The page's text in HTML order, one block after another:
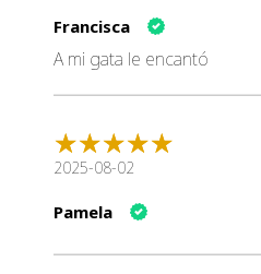
Francisca
A mi gata le encantó
2025-08-02
Pamela